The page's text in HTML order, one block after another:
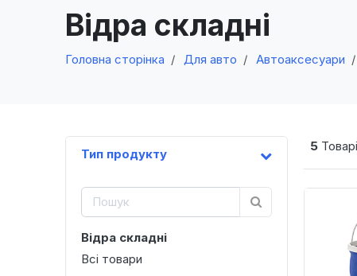
Відра складні
Головна сторінка Для авто Автоаксесуари
Тип продукту
Відра складні
Всі товари
5